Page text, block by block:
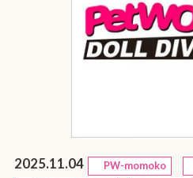
2025.11.04 PW-momoko